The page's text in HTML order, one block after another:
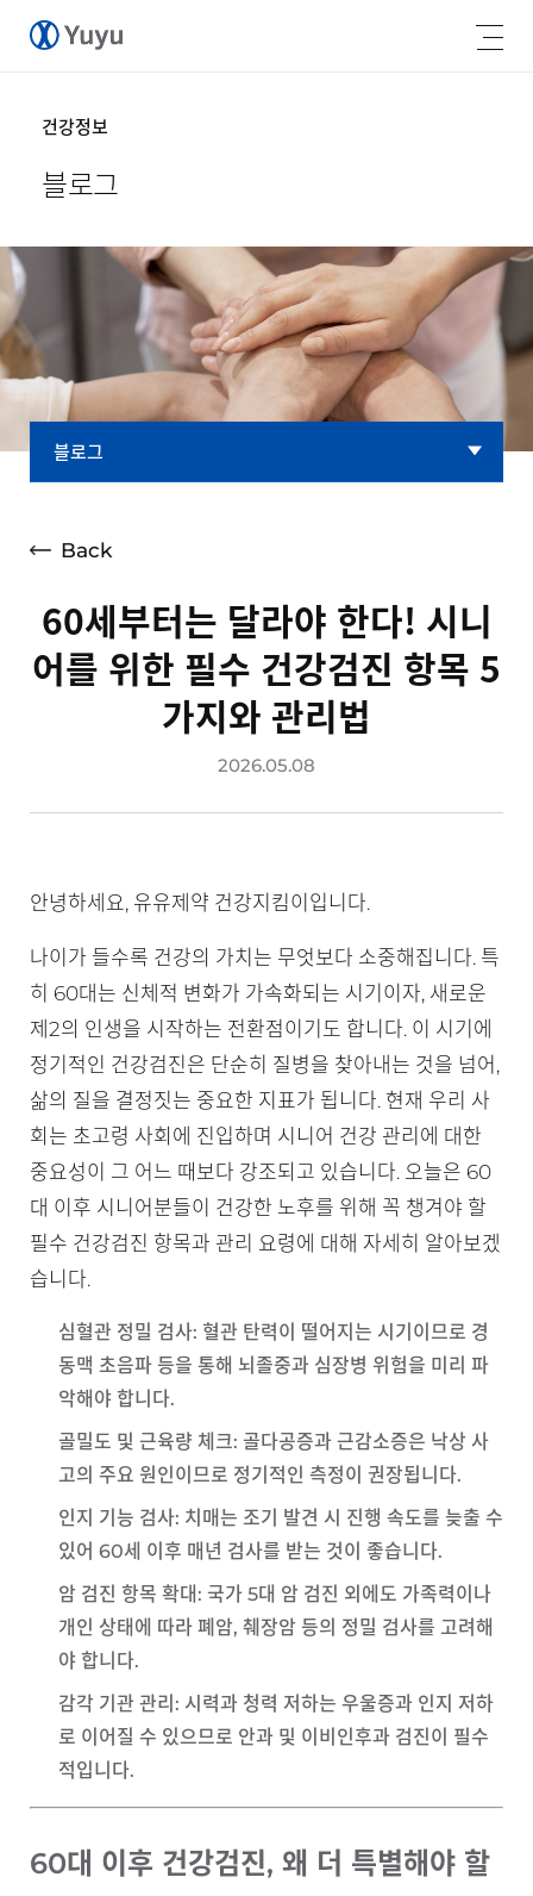
건강정보
블로그
블로그
Back
60세부터는 달라야 한다! 시니
어를 위한 필수 건강검진 항목 5
가지와 관리법
2026.05.08
안녕하세요, 유유제약 건강지킴이입니다.
나이가 들수록 건강의 가치는 무엇보다 소중해집니다. 특
히 60대는 신체적 변화가 가속화되는 시기이자, 새로운
제2의 인생을 시작하는 전환점이기도 합니다. 이 시기에
정기적인 건강검진은 단순히 질병을 찾아내는 것을 넘어,
삶의 질을 결정짓는 중요한 지표가 됩니다. 현재 우리 사
회는 초고령 사회에 진입하며 시니어 건강 관리에 대한
중요성이 그 어느 때보다 강조되고 있습니다. 오늘은 60
대 이후 시니어분들이 건강한 노후를 위해 꼭 챙겨야 할
필수 건강검진 항목과 관리 요령에 대해 자세히 알아보겠
습니다.
심혈관 정밀 검사: 혈관 탄력이 떨어지는 시기이므로 경
동맥 초음파 등을 통해 뇌졸중과 심장병 위험을 미리 파
악해야 합니다.
골밀도 및 근육량 체크: 골다공증과 근감소증은 낙상 사
고의 주요 원인이므로 정기적인 측정이 권장됩니다.
인지 기능 검사: 치매는 조기 발견 시 진행 속도를 늦출 수
있어 60세 이후 매년 검사를 받는 것이 좋습니다.
암 검진 항목 확대 : 국가 5대 암 검진 외에도 가족력이나
개인 상태에 따라 폐암, 췌장암 등의 정밀 검사를 고려해
야 합니다.
감각 기관 관리 : 시력과 청력 저하는 우울증과 인지 저하
로 이어질 수 있으므로 안과 및 이비인후과 검진이 필수
적입니다.
60대 이후 건강검진, 왜 더 특별해야 할